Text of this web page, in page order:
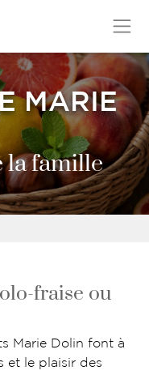
MARIE
la famille
fraise ou
Marie Dolin font à
et le plaisir des